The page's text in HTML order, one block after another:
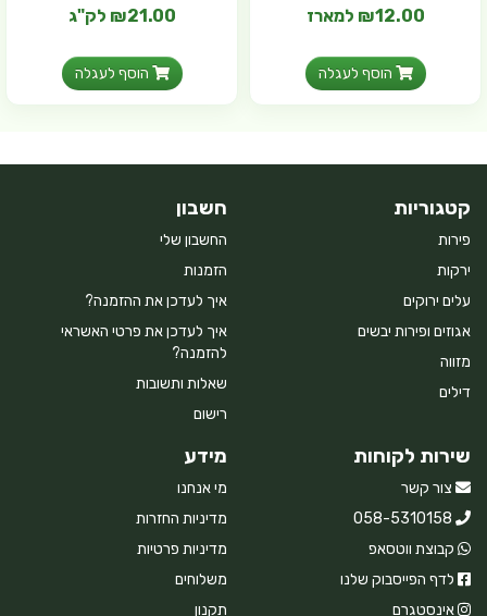
₪12.00 למארז
הוסף לעגלה
₪21.00 לק"ג
הוסף לעגלה
קטגוריות
פירות
ירקות
עלים ירוקים
אגוזים ופירות יבשים
מזווה
דילים
חשבון
החשבון שלי
הזמנות
איך לעדכן את ההזמנה?
איך לעדכן את פרטי האשראי
להזמנה?
שאלות ותשובות
רישום
שירות לקוחות
צור קשר
058-5310158
קבוצת ווטסאפ
לדף הפייסבוק שלנו
אינסטגרם
מידע
מי אנחנו
מדיניות החזרות
מדיניות פרטיות
משלוחים
תקנון